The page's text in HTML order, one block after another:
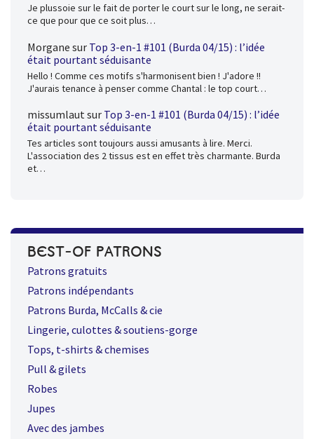
Je plussoie sur le fait de porter le court sur le long, ne serait-
ce que pour que ce soit plus…
Morgane sur Top 3-en-1 #101 (Burda 04/15) : l’idée
était pourtant séduisante
Hello ! Comme ces motifs s'harmonisent bien ! J'adore !!
J'aurais tenance à penser comme Chantal : le top court…
missumlautsur Top 3-en-1 #101 (Burda 04/15) : l’idée
était pourtant séduisante
Tes articles sont toujours aussi amusants à lire. Merci.
L'association des 2 tissus est en effet très charmante. Burda
et…
BEST-OF PATRONS
Patrons gratuits
Patrons indépendants
Patrons Burda, McCalls & cie
Lingerie, culottes & soutiens-gorge
Tops, t-shirts & chemises
Pull & gilets
Robes
Jupes
Avec des jambes